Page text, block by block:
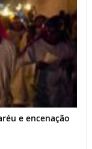
e encenação